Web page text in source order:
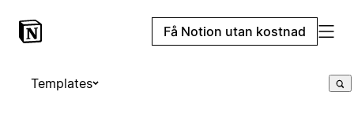
Få Notion utan kostnad
Templates